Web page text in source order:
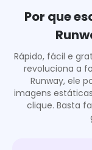
Por que
Rápido, fácil e
revoluciona a
Runway, ele
imagens
clique. Basta